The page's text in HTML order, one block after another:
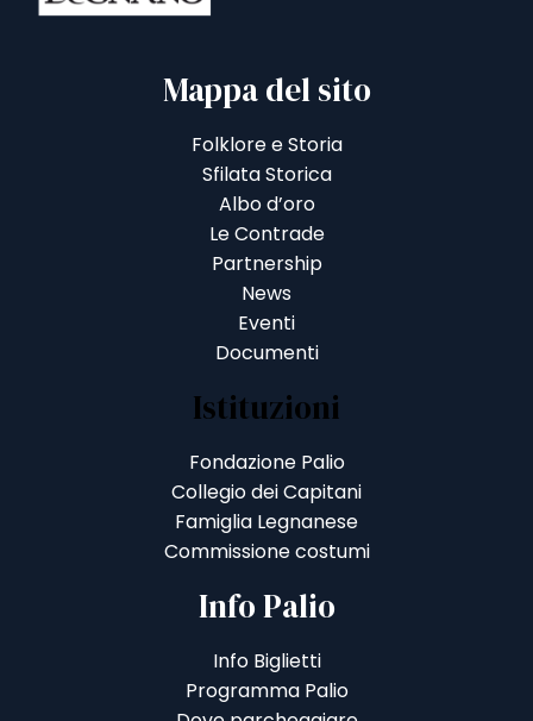
Mappa del sito
Folklore e Storia
Sfilata Storica
Albo d’oro
Le Contrade
Partnership
News
Eventi
Documenti
Istituzioni
Fondazione Palio
Collegio dei Capitani
Famiglia Legnanese
Commissione costumi
Info Palio
Info Biglietti
Programma Palio